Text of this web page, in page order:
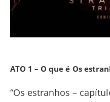
ATO 1 – O que é Os
“Os estranhos –